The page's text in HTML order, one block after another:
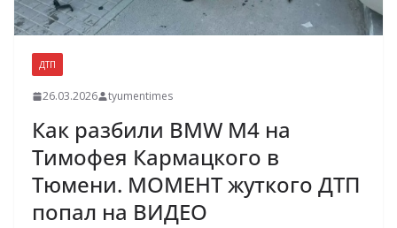
ДТП
26.03.2026 tyumentimes
Как разбили BMW M4 на
Тимофея Кармацкого в
Тюмени. МОМЕНТ жуткого ДТП
попал на ВИДЕО